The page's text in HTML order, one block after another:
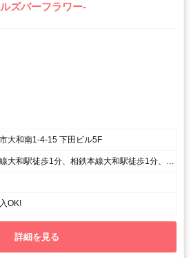
ズバーフラワー-
大和南1-4-15 下田ビル5F
小田急江ノ島線大和駅徒歩1分、相鉄本線大和駅徒歩1分、「大和駅」南口から徒歩1分
OK!
詳細を見る